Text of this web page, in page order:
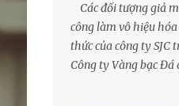
Các đối tượng giả
công làm vô hiệu
thức của công ty SJC
Công ty Vàng bạc Đá